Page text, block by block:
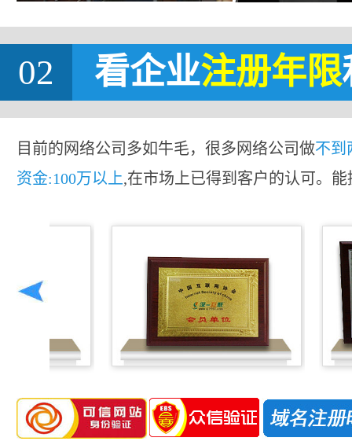
02 看企业注册年限
目前的网络公司多如牛毛，很多网络公司做不到
资金:100万以上,在市场上已得到客户的认可。